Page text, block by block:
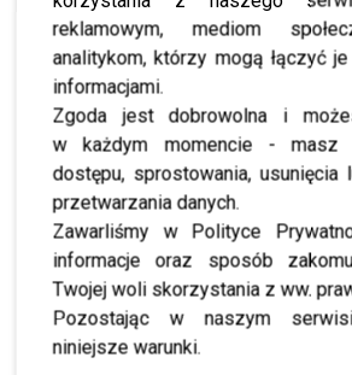
reklamowym, mediom
analitykom, którzy mogą łączyć
informacjami.
Zgoda jest dobrowolna i
w każdym momencie - masz
dostępu, sprostowania, usunięcia
przetwarzania danych.
Zawarliśmy w Polityce
informacje oraz sposób
Twojej woli skorzystania z ww.
Pozostając w naszym
niniejsze warunki.
się, że
traktowana jak
spełniała swoje
Kiedy chciała
na Oscary, to
Trudno mi
powiedzieć. Jeśli
problem, to
rozwiązać na